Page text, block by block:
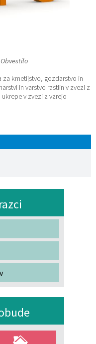
kmetijstvo, gozdarstvo in
in varstvo rastlin v zvezi z
v zvezi z vzrejo